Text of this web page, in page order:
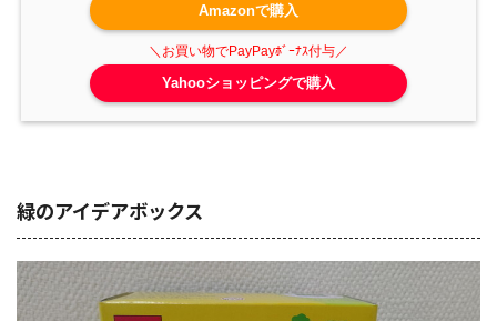
Amazonで購入
Yahooショッピングで購入
緑のアイデアボックス